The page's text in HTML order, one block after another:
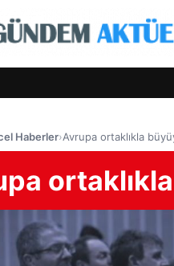
Haberler›Avrupa ortaklıkla